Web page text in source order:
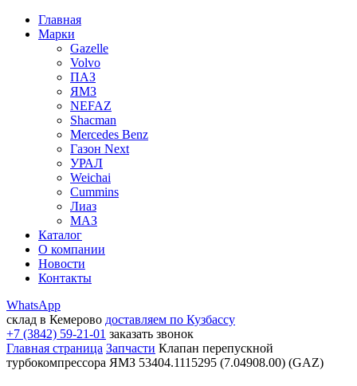
Главная
Марки
Gazelle
Volvo
ПАЗ
ЯМЗ
NEFAZ
Shacman
Mercedes Benz
Газон Next
УРАЛ
Weichai
Cummins
Лиаз
МАЗ
Каталог
О компании
Новости
Контакты
WhatsApp
склад в Кемерово доставляем по Кузбассу
+7 (3842) 59-21-01 заказать звонок
Главная страница Запчасти Клапан перепускной
турбокомпрессора ЯМЗ 53404.1115295 (7.04908.00) (GAZ)